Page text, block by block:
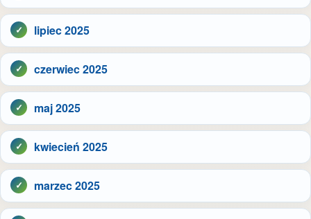
lipiec 2025
czerwiec 2025
maj 2025
kwiecień 2025
marzec 2025